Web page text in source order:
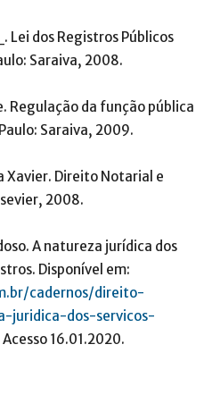
dos Registros Públicos
Saraiva, 2008.
Regulação da função pública
Saraiva, 2009.
Xavier. Direito Notarial e
2008.
A natureza jurídica dos
Disponível em:
cadernos/direito-
juridica-dos-servicos-
Acesso 16.01.2020.